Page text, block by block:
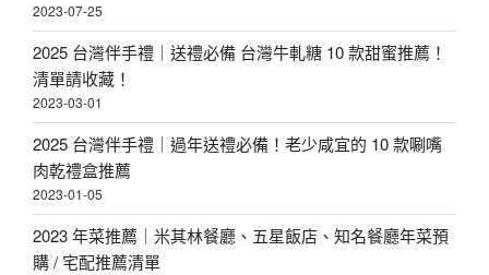
2023-07-25
2025 台灣伴手禮｜送禮必備 台灣牛軋糖 10 款甜蜜推薦！
清單請收藏！
2023-03-01
2025 台灣伴手禮｜過年送禮必備！老少咸宜的 10 款唰嘴
肉乾禮盒推薦
2023-01-05
2023 年菜推薦｜米其林餐廳、五星飯店、知名餐廳年菜預
購 / 宅配推薦清單